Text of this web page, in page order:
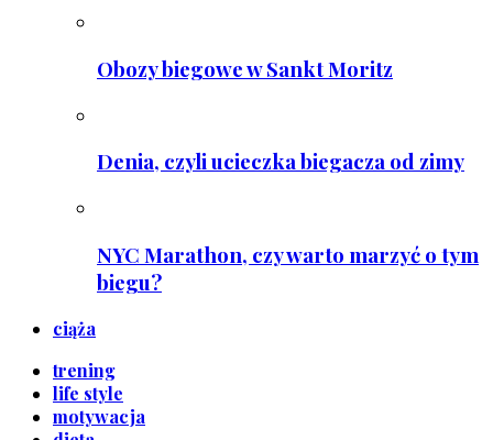
Obozy biegowe w Sankt Moritz
Denia, czyli ucieczka biegacza od zimy
NYC Marathon, czy warto marzyć o tym
biegu?
ciąża
trening
life style
motywacja